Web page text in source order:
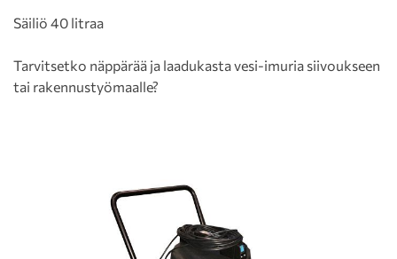
Säiliö 40 litraa
Tarvitsetko näppärää ja laadukasta vesi-imuria siivoukseen
tai rakennustyömaalle?